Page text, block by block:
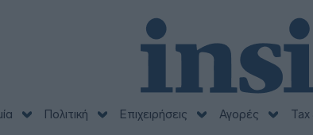
Πολιτική Επιχειρήσεις Αγορές